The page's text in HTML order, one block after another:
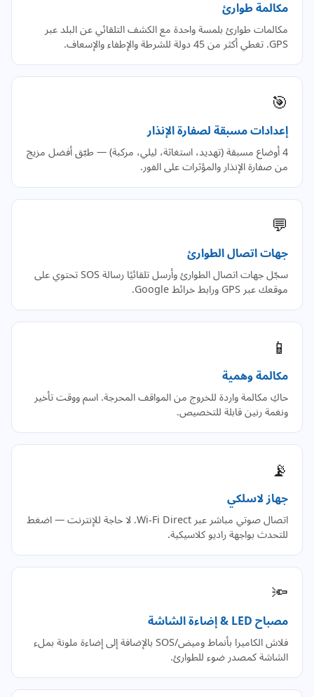
مكالمة طوارئ
مكالمات طوارئ بلمسة واحدة مع الكشف التلقائي عن البلد عبر
GPS. تغطي أكثر من 45 دولة للشرطة والإطفاء والإسعاف.
🎯
إعدادات مسبقة لصفارة الإنذار
4 أوضاع مسبقة (تهديد، استغاثة، ليلي، مركبة) — طبّق أفضل مزيج
من صفارة الإنذار والمؤثرات على الفور.
💬
جهات اتصال الطوارئ
سجّل جهات اتصال الطوارئ وأرسل تلقائيًا رسالة SOS تحتوي على
موقعك عبر GPS ورابط خرائط Google.
📱
مكالمة وهمية
حاكِ مكالمة واردة للخروج من المواقف المحرجة. اسم ووقت تأخير
ونغمة رنين قابلة للتخصيص.
📡
جهاز لاسلكي
اتصال صوتي مباشر عبر Wi-Fi Direct. لا حاجة للإنترنت — اضغط
للتحدث بواجهة راديو كلاسيكية.
🔦
مصباح LED & إضاءة الشاشة
فلاش الكاميرا بأنماط وميض/SOS بالإضافة إلى إضاءة ملونة بملء
الشاشة كمصدر ضوء للطوارئ.